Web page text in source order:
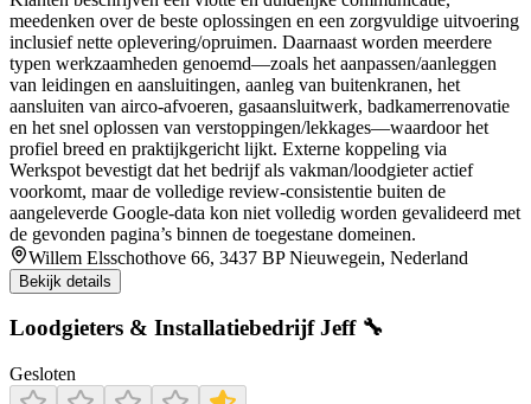
meedenken over de beste oplossingen en een zorgvuldige uitvoering
inclusief nette oplevering/opruimen. Daarnaast worden meerdere
typen werkzaamheden genoemd—zoals het aanpassen/aanleggen
van leidingen en aansluitingen, aanleg van buitenkranen, het
aansluiten van airco-afvoeren, gasaansluitwerk, badkamerrenovatie
en het snel oplossen van verstoppingen/lekkages—waardoor het
profiel breed en praktijkgericht lijkt. Externe koppeling via
Werkspot bevestigt dat het bedrijf als vakman/loodgieter actief
voorkomt, maar de volledige review-consistentie buiten de
aangeleverde Google-data kon niet volledig worden gevalideerd met
de gevonden pagina’s binnen de toegestane domeinen.
Willem Elsschothove 66, 3437 BP Nieuwegein, Nederland
Bekijk details
Loodgieters & Installatiebedrijf Jeff 🔧
Gesloten